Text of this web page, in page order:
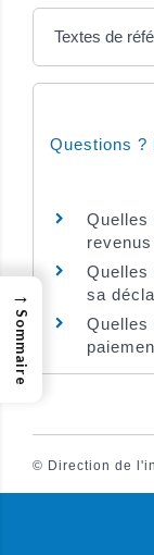
Textes de
Questions ?
Quelles
Quelles
sa
Quelles
© Direction de
→
Sommaire